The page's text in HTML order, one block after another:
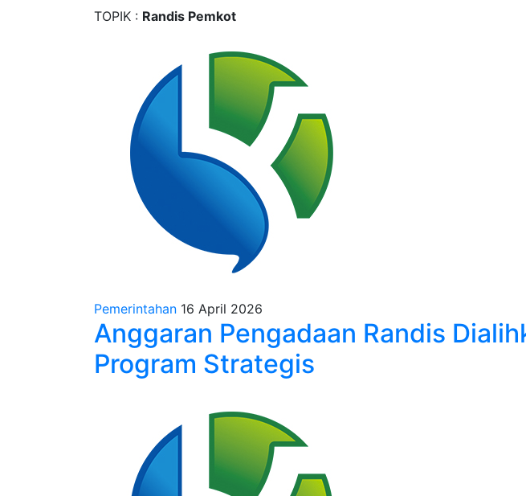
TOPIK : Randis Pemkot
Pemerintahan 16 April 2026
Anggaran Pengadaan Randis
Program Strategis